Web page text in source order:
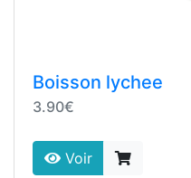
Boisson lychee
3.90€
Voir